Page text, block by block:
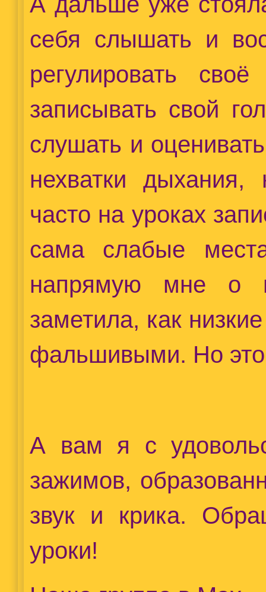
себя слышать и
регулировать
записывать свой
слушать и
нехватки
часто на уроках
сама слабые
напрямую мне о
заметила, как
фальшивыми. Но это
А вам я с
зажимов,
звук и крика.
уроки!